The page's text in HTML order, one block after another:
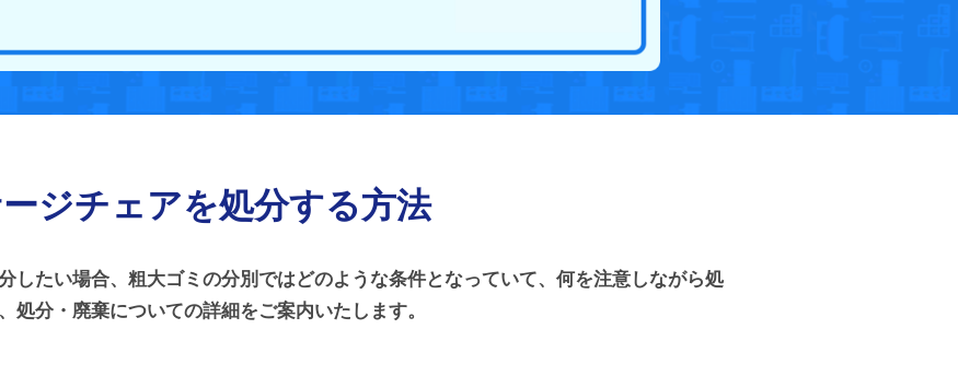
ジチェアを処分する方法
したい場合、粗大ゴミの分別ではどのような条件となっていて、何を注意しながら処
処分・廃棄についての詳細をご案内いたします。